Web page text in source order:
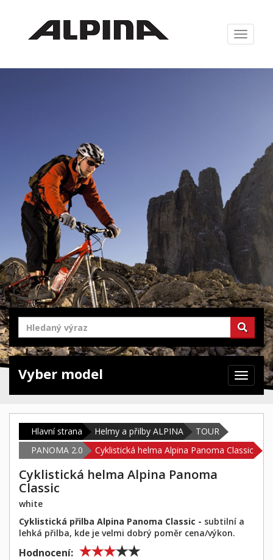
Zabrazit
navigaci
Zabrazit
navigaci
Vyber model
Hlavní strana Helmy a přilby ALPINA
TOUR
PANOMA 2.0
Cyklistická helma Alpina Panoma Classic
Cyklistická helma Alpina Panoma
Classic
white
Cyklistická přilba Alpina Panoma Classic - subtilní a
lehká přilba, kde je velmi dobrý poměr cena/výkon.
Hodnocení: